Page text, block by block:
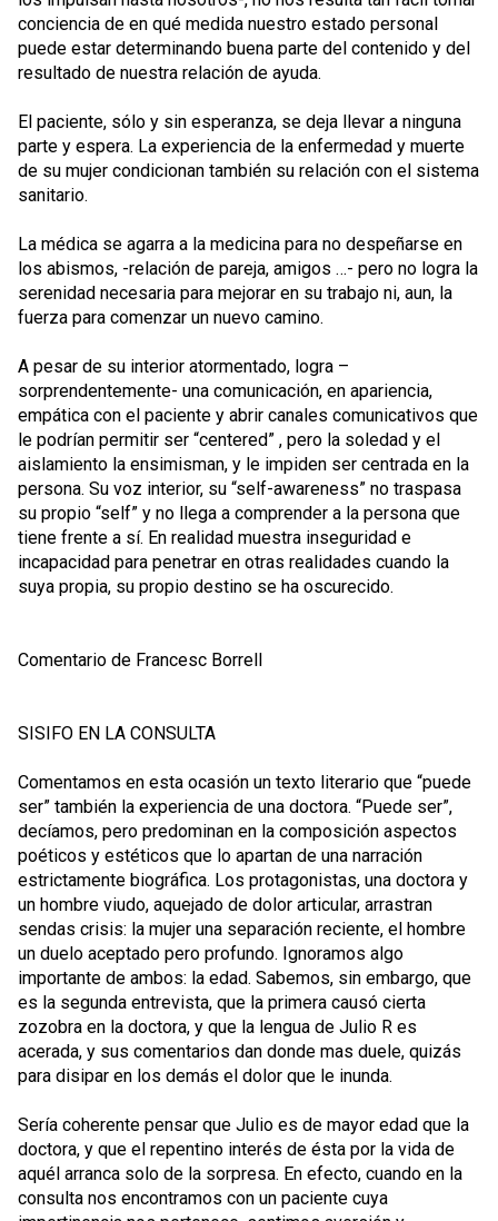
conciencia de en qué medida nuestro estado personal
puede estar determinando buena parte del contenido y del
resultado de nuestra relación de ayuda.
El paciente, sólo y sin esperanza, se deja llevar a ninguna
parte y espera. La experiencia de la enfermedad y muerte
de su mujer condicionan también su relación con el sistema
sanitario.
La médica se agarra a la medicina para no despeñarse en
los abismos, -relación de pareja, amigos …- pero no logra la
serenidad necesaria para mejorar en su trabajo ni, aun, la
fuerza para comenzar un nuevo camino.
A pesar de su interior atormentado, logra –
sorprendentemente- una comunicación, en apariencia,
empática con el paciente y abrir canales comunicativos que
le podrían permitir ser “centered” , pero la soledad y el
aislamiento la ensimisman, y le impiden ser centrada en la
persona. Su voz interior, su “self-awareness” no traspasa
su propio “self” y no llega a comprender a la persona que
tiene frente a sí. En realidad muestra inseguridad e
incapacidad para penetrar en otras realidades cuando la
suya propia, su propio destino se ha oscurecido.
Comentario de Francesc Borrell
SISIFO EN LA CONSULTA
Comentamos en esta ocasión un texto literario que “puede
ser” también la experiencia de una doctora. “Puede ser”,
decíamos, pero predominan en la composición aspectos
poéticos y estéticos que lo apartan de una narración
estrictamente biográfica. Los protagonistas, una doctora y
un hombre viudo, aquejado de dolor articular, arrastran
sendas crisis: la mujer una separación reciente, el hombre
un duelo aceptado pero profundo. Ignoramos algo
importante de ambos: la edad. Sabemos, sin embargo, que
es la segunda entrevista, que la primera causó cierta
zozobra en la doctora, y que la lengua de Julio R es
acerada, y sus comentarios dan donde mas duele, quizás
para disipar en los demás el dolor que le inunda.
Sería coherente pensar que Julio es de mayor edad que la
doctora, y que el repentino interés de ésta por la vida de
aquél arranca solo de la sorpresa. En efecto, cuando en la
consulta nos encontramos con un paciente cuya